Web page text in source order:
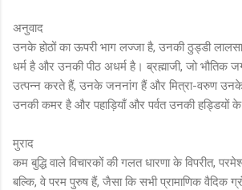
अनुवाद
उनके होठों का ऊपरी भाग लज्जा है, उनकी ठुड्डी
धर्म है और उनकी पीठ अधर्म है। ब्रह्माजी, जो भौतिक
उत्पन्न करते हैं, उनके जननांग हैं और मित्रा-वरुण उनके
उनकी कमर है और पहाड़ियाँ और पर्वत उनकी हड्डियों
मुराद
कम बुद्धि वाले विचारकों की गलत धारणा के विपरीत,
बल्कि, वे परम पुरुष हैं, जैसा कि सभी प्रामाणिक वैदिक